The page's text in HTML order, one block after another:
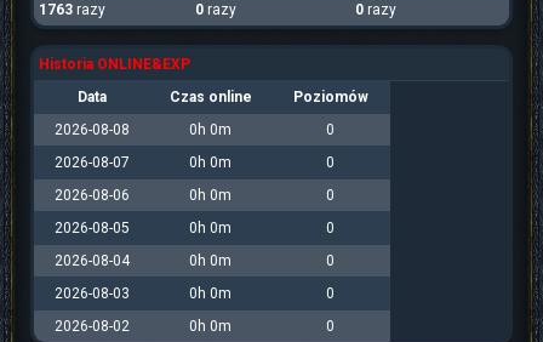
1763 razy 0 razy 0 razy
Historia ONLINE&EXP
Data
Czas online
Poziomów
2026-08-08
0h 0m
0
2026-08-07
0h 0m
0
2026-08-06
0h 0m
0
2026-08-05
0h 0m
0
2026-08-04
0h 0m
0
2026-08-03
0h 0m
0
2026-08-02
0h 0m 0